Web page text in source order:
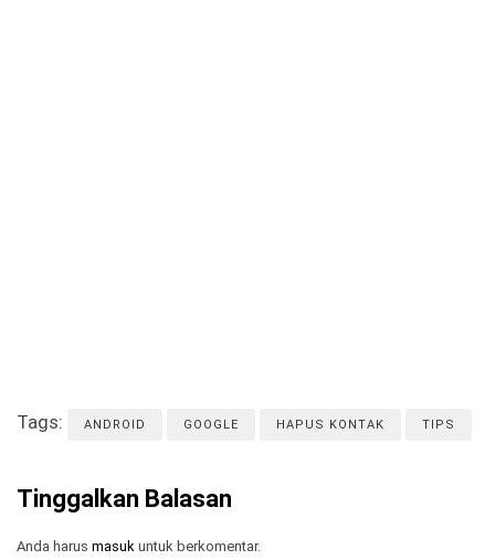
Tags: ANDROID GOOGLE HAPUS KONTAK TIPS
Tinggalkan Balasan
Anda harus masuk untuk berkomentar.